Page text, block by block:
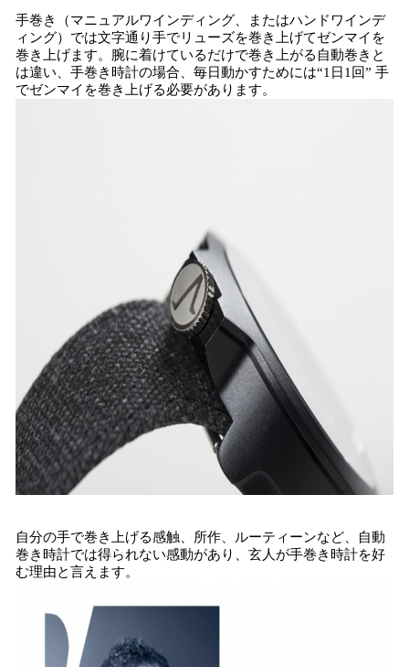
手巻き（マニュアルワインディング、またはハンドワインデ
ィング）では文字通り手でリューズを巻き上げてゼンマイを
巻き上げます。腕に着けているだけで巻き上がる自動巻きと
は違い、手巻き時計の場合、毎日動かすためには“1日1回” 手
でゼンマイを巻き上げる必要があります。
自分の手で巻き上げる感触、所作、ルーティーンなど、自動
巻き時計では得られない感動があり、玄人が手巻き時計を好
む理由と言えます。